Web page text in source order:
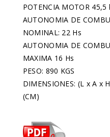
POTENCIA MOTOR 45,5
AUTONOMIA DE
NOMINAL: 22 Hs
AUTONOMIA DE
MAXIMA 16 Hs
PESO: 890 KGS
DIMENSIONES: (L x A x
(CM)